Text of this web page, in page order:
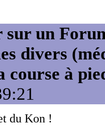
un
divers
course à
du Kon !